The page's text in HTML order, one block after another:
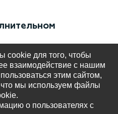
cookie для того, чтобы
взаимодействие с нашим
этим сайтом,
мы используем файлы
о пользователях с